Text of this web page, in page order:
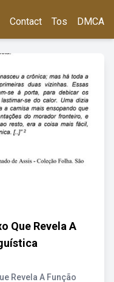
Contact Tos DMCA
Que Revela A
Revela A Função